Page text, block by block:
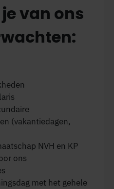
van ons
(vakantiedagen,
NVH en KP
ons
met het gehele